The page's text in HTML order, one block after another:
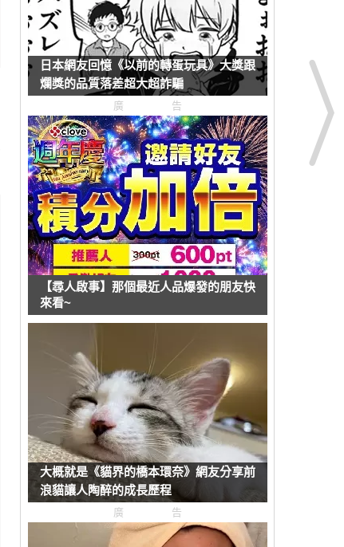
日本網友回憶《以前的轉蛋玩具》大獎跟
爛獎的品質落差超大超詐騙
廣告
【尋人啟事】那個最近人品爆發的朋友快
來看~
大概就是《貓界的橋本環奈》網友分享前
浪貓讓人陶醉的成長歷程
廣告